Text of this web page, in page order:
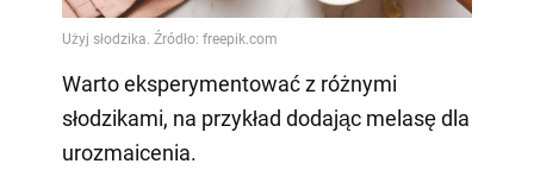
Warto eksperymentować z różnymi
słodzikami, na przykład dodając melasę dla
urozmaicenia.